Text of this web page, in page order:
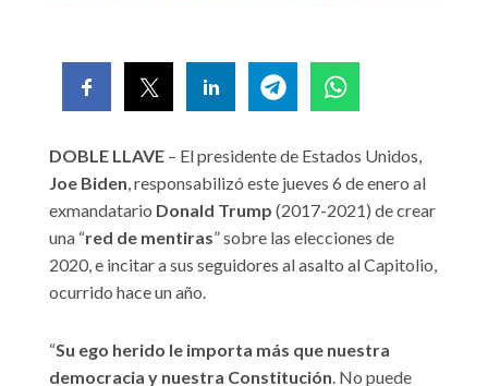
DOBLE LLAVE – El presidente de Estados Unidos,
Joe Biden, responsabilizó este jueves 6 de enero al
exmandatario Donald Trump (2017-2021) de crear
una “red de mentiras” sobre las elecciones de
2020, e incitar a sus seguidores al asalto al Capitolio,
ocurrido hace un año.
“Su ego herido le importa más que nuestra
democracia y nuestra Constitución. No puede